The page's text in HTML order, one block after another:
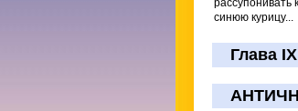
рассупонивать
синюю курицу...
Глава IX